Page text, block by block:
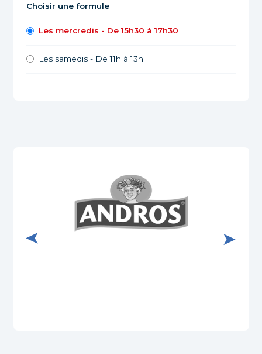
Choisir une formule
Les mercredis - De 15h30 à 17h30
Les samedis - De 11h à 13h
le site internet de Andros Visiter le site internet de